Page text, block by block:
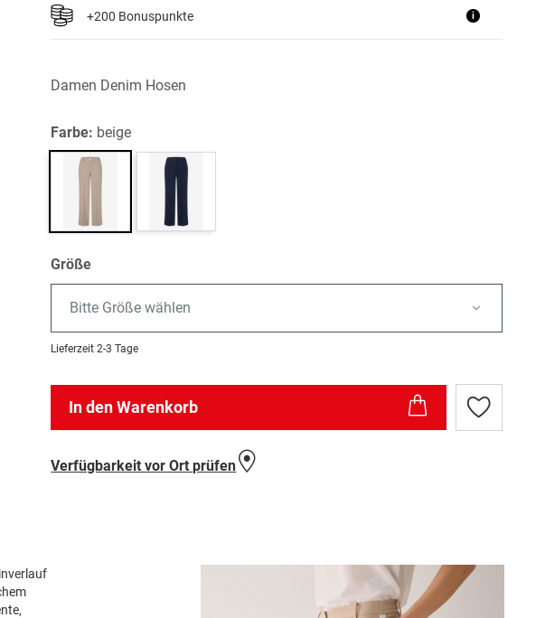
+200 Bonuspunkte i
Damen Denim Hosen
Farbe: beige
Größe
Bitte Größe wählen
Lieferzeit 2-3 Tage
In den Warenkorb
Zur
Wunschliste
Verfügbarkeit vor Ort prüfen